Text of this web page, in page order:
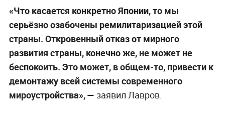
«Что касается конкретно Японии, то мы
серьёзно озабочены ремилитаризацией этой
страны. Откровенный отказ от мирного
развития страны, конечно же, не может не
беспокоить. Это может, в общем-то, привести к
демонтажу всей системы современного
мироустройства», — заявил Лавров.